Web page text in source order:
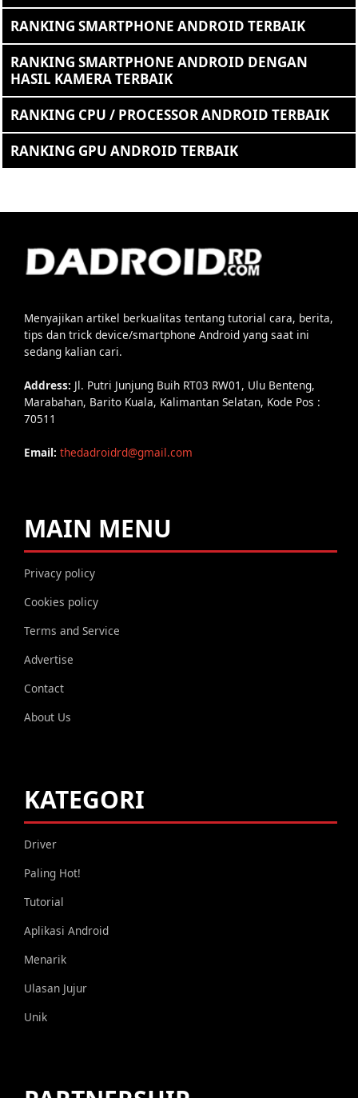
RANKING SMARTPHONE ANDROID TERBAIK
RANKING SMARTPHONE ANDROID DENGAN
HASIL KAMERA TERBAIK
RANKING CPU / PROCESSOR ANDROID TERBAIK
RANKING GPU ANDROID TERBAIK
Menyajikan artikel berkualitas tentang tutorial cara, berita,
tips dan trick device/smartphone Android yang saat ini
sedang kalian cari.
Address: Jl. Putri Junjung Buih RT03 RW01, Ulu Benteng,
Marabahan, Barito Kuala, Kalimantan Selatan, Kode Pos :
70511
Email: thedadroidrd@gmail.com
MAIN MENU
Privacy policy
Cookies policy
Terms and Service
Advertise
Contact
About Us
KATEGORI
Driver
Paling Hot!
Tutorial
Aplikasi Android
Menarik
Ulasan Jujur
Unik